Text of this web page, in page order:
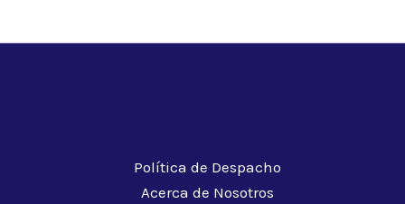
Política de Despacho
Acerca de Nosotros